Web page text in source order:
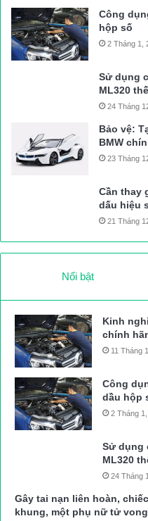
Hành khách lỉnh kỉnh xách
Sáng 24 tháng Chạp,
Công
hộp số
2 Tháng 1,
Sử dụng
ML320
24 Tháng
Bảo vệ:
BMW
23 Tháng
Cần thay
dấu hiệu
21 Tháng
Nổi bật
Kinh
chính
11 Tháng
Công
dầu hộp
2 Tháng
Sử dụng
ML320
24 Tháng
Gây tai nạn liên hoàn,
khung, một phụ nữ tử vong